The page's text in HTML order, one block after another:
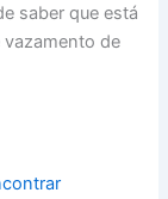
saber que está
vazamento de